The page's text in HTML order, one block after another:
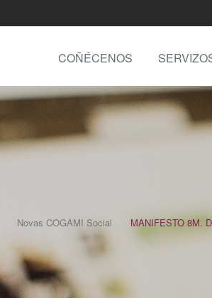
COÑÉCENOS
Novas COGAMI Social MANIFESTO 8M.